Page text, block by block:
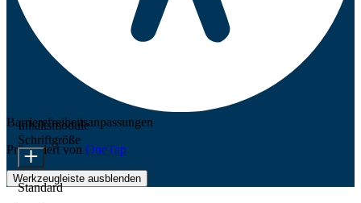
Barrierefreiheitsanpassungen
Präsentiert von OneTap
Werkzeugleiste ausblenden
Inhaltsmodule
Schriftgröße
Standard